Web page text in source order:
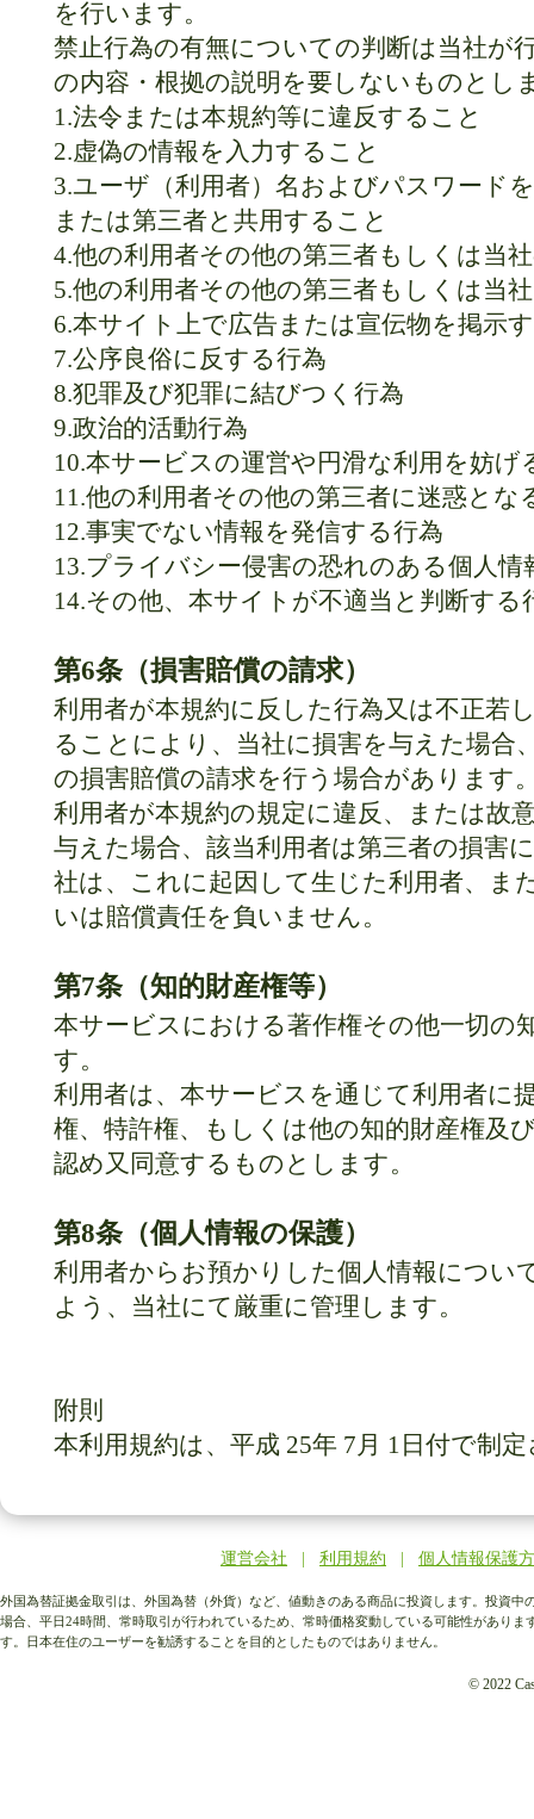
を行います。
禁止行為の有無についての判断は当社が
の内容・根拠の説明を要しないものとし
1.法令または本規約等に違反すること
2.虚偽の情報を入力すること
3.ユーザ（利用者）名およびパスワード
または第三者と共用すること
4.他の利用者その他の第三者もしくは当
5.他の利用者その他の第三者もしくは当
6.本サイト上で広告または宣伝物を掲示
7.公序良俗に反する行為
8.犯罪及び犯罪に結びつく行為
9.政治的活動行為
10.本サービスの運営や円滑な利用を妨げ
11.他の利用者その他の第三者に迷惑と
12.事実でない情報を発信する行為
13.プライバシー侵害の恐れのある個人情
14.その他、本サイトが不適当と判断する
第6条（損害賠償の請求）
利用者が本規約に反した行為又は不正若
ることにより、当社に損害を与えた場合
の損害賠償の請求を行う場合があります
利用者が本規約の規定に違反、または故
与えた場合、該当利用者は第三者の損害
社は、これに起因して生じた利用者、ま
いは賠償責任を負いません。
第7条（知的財産権等）
本サービスにおける著作権その他一切の
す。
利用者は、本サービスを通じて利用者に
権、特許権、もしくは他の知的財産権及
認め又同意するものとします。
第8条（個人情報の保護）
利用者からお預かりした個人情報につい
よう、当社にて厳重に管理します。
附則
本利用規約は、平成 25年 7月 1日付で制
運営会社 利用規約 個人情報保護
外国為替証拠金取引は、外国為替（外貨）など、値動きのある商品に投資します。投資
場合、平日24時間、常時取引が行われているため、常時価格変動している可能性があり
す。日本在住のユーザーを勧誘することを目的としたものではありません。
© 2022